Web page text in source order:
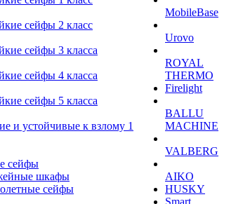
сейфы 2 класс
сейфы 3 класса
сейфы 4 класса
сейфы 5 класса
и устойчивые к взлому 1
сейфы
шкафы
сейфы
MobileBase
Urovo
ROYAL
THERMO
Firelight
BALLU
MACHINE
VALBERG
AIKO
HUSKY
Smart